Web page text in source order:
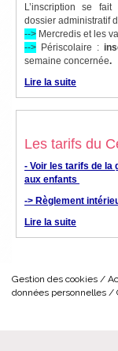
L’inscription se fait
dossier administratif
--> Mercredis et les
--> Périscolaire :
semaine concernée.
Lire la suite
Les tarifs du
- Voir les tarifs de la
aux enfants
-> Règlement
Lire la suite
Gestion des cookies
données personnelles